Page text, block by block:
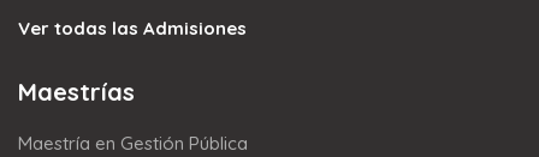
Ver todas las Admisiones
Maestrías
Maestría en Gestión Pública